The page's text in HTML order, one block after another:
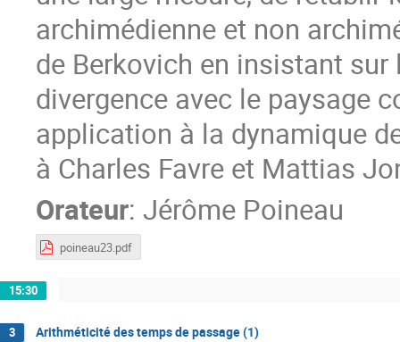
archimédienne et non
de Berkovich en insistant
divergence avec le paysage
application à la dynamique
à Charles Favre et Mattias
Orateur: Jérôme Poineau
poineau23.pdf
15:30
3 Arithméticité des temps de passage (1)